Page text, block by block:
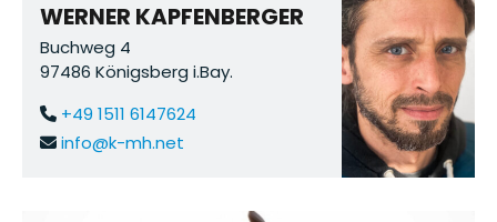
WERNER KAPFENBERGER
Buchweg 4
97486 Königsberg i.Bay.
+49 1511 6147624
info@k-mh.net